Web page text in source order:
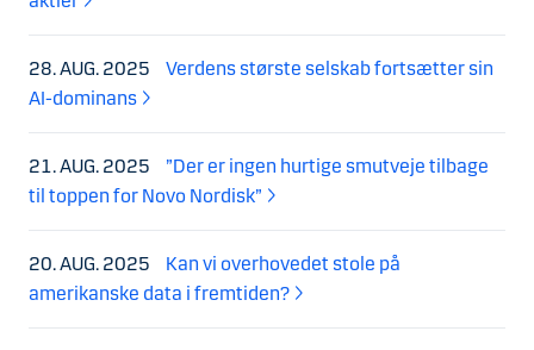
28. AUG. 2025
Verdens største selskab fortsætter sin
AI-dominans
21. AUG. 2025
”Der er ingen hurtige smutveje tilbage
til toppen for Novo Nordisk”
20. AUG. 2025
Kan vi overhovedet stole på
amerikanske data i fremtiden?